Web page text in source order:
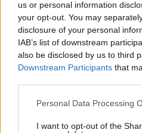
us or personal information
your opt-out. You may
disclosure of your personal
IAB’s list of downstream
also be disclosed by us to third
Downstream Participants that
Please note that this website/
not limited to your visit or usage
Personal Data Processing
I want to opt-out of the